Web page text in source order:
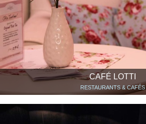
CAFÉ LOTTI
RESTAURANTS & CAFÉS